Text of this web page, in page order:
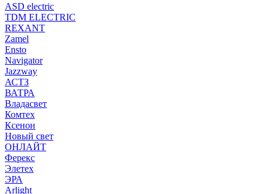
ASD electric
TDM ELECTRIC
REXANT
Zamel
Ensto
Navigator
Jazzway
АСТЗ
ВАТРА
Владасвет
Комтех
Ксенон
Новый свет
ОНЛАЙТ
Ферекс
Элетех
ЭРА
Arlight